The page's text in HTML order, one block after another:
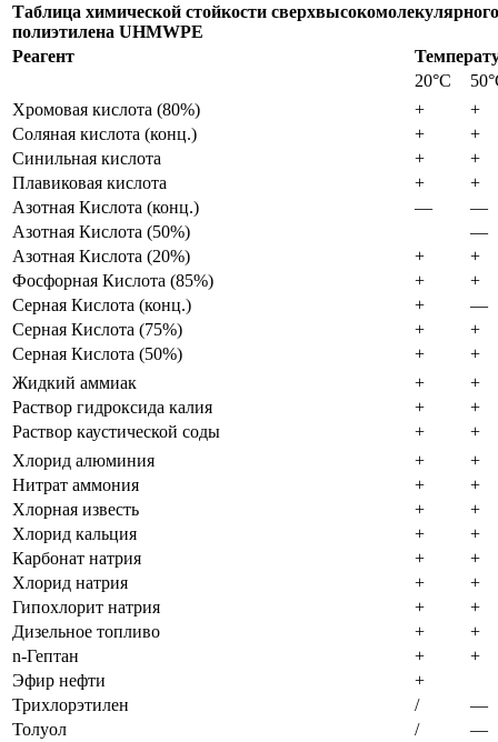
Таблица химической стойкости сверхвысокомолекулярного
полиэтилена UHMWPE
Реагент
20°C
Хромовая кислота (80%)
+
+
Соляная кислота (конц.)
+
+
Синильная кислота
+
+
Плавиковая кислота
+
+
Азотная Кислота (конц.)
—
—
Азотная Кислота (50%)
—
Азотная Кислота (20%)
+
+
Фосфорная Кислота (85%)
+
+
Серная Кислота (конц.)
+
—
Серная Кислота (75%)
+
+
Серная Кислота (50%)
+
+
Жидкий аммиак
+
+
Раствор гидроксида калия
+
+
Раствор каустической соды
+
+
Хлорид алюминия
+
+
Нитрат аммония
+
+
Хлорная известь
+
+
Хлорид кальция
+
+
Карбонат натрия
+
+
Хлорид натрия
+
+
Гипохлорит натрия
+
+
Дизельное топливо
+
+
n-Гептан
+
+
Эфир нефти
+
Трихлорэтилен
/
—
Толуол
/
—